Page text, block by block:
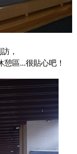
，
區...很貼心吧！